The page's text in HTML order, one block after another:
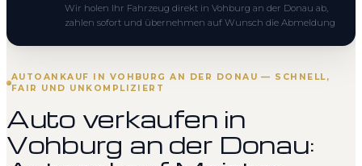
AUTOANKAUF IN VOHBURG AN DER DONAU — SCHNELL,
FAIR UND UNKOMPLIZIERT
Auto verkaufen in
Vohburg an der Donau:
Wir holen Ihr Fahrzeug direkt in Vohburg an der Donau ab,
zahlen sofort und übernehmen auf Wunsch die Abmeldung